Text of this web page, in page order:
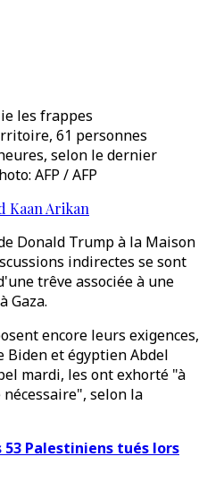
les frappes
61 personnes
selon le dernier
AFP / AFP
Kaan Arikan
Donald Trump à la Maison
indirectes se sont
trêve associée à une
Gaza.
encore leurs exigences,
Biden et égyptien Abdel
mardi, les ont exhorté "à
selon la
53 Palestiniens tués lors